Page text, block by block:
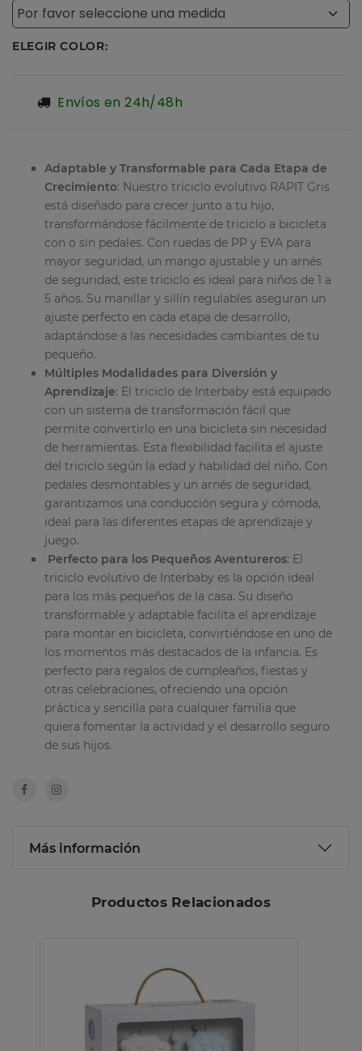
ELEGIR COLOR:
Envíos en 24h/48h
Adaptable y Transformable para Cada Etapa de
Crecimiento: Nuestro triciclo evolutivo RAPIT Gris
está diseñado para crecer junto a tu hijo,
transformándose fácilmente de triciclo a bicicleta
con o sin pedales. Con ruedas de PP y EVA para
mayor seguridad, un mango ajustable y un arnés
de seguridad, este triciclo es ideal para niños de 1 a
5 años. Su manillar y sillín regulables aseguran un
ajuste perfecto en cada etapa de desarrollo,
adaptándose a las necesidades cambiantes de tu
pequeño.
Múltiples Modalidades para Diversión y
Aprendizaje: El triciclo de Interbaby está equipado
con un sistema de transformación fácil que
permite convertirlo en una bicicleta sin necesidad
de herramientas. Esta flexibilidad facilita el ajuste
del triciclo según la edad y habilidad del niño. Con
pedales desmontables y un arnés de seguridad,
garantizamos una conducción segura y cómoda,
ideal para las diferentes etapas de aprendizaje y
juego.
Perfecto para los Pequeños Aventureros: El
triciclo evolutivo de Interbaby es la opción ideal
para los más pequeños de la casa. Su diseño
transformable y adaptable facilita el aprendizaje
para montar en bicicleta, convirtiéndose en uno de
los momentos más destacados de la infancia. Es
perfecto para regalos de cumpleaños, fiestas y
otras celebraciones, ofreciendo una opción
práctica y sencilla para cualquier familia que
quiera fomentar la actividad y el desarrollo seguro
de sus hijos.
Más información
Productos Relacionados